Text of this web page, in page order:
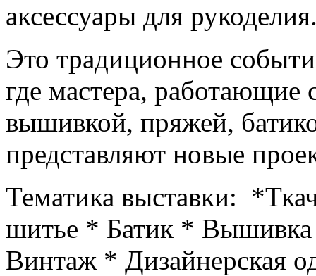
аксессуары для
Это традиционное
где мастера, работающие
вышивкой, пряжей,
представляют новые
Тематика выставки:
шитье * Батик *
Винтаж * Дизайнерская